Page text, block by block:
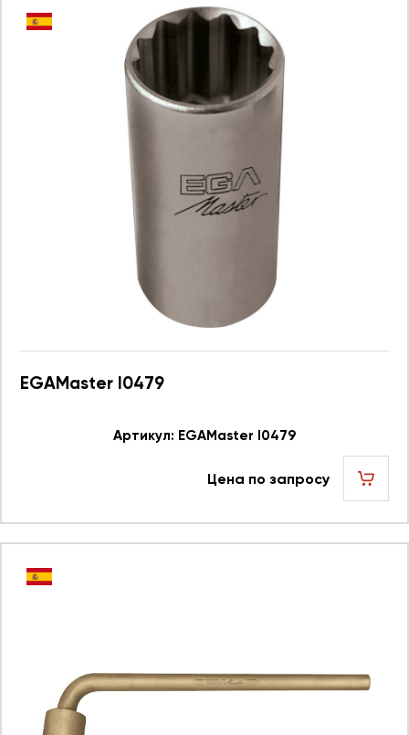
EGAMaster I0479
Артикул: EGAMaster I0479
Цена по запросу